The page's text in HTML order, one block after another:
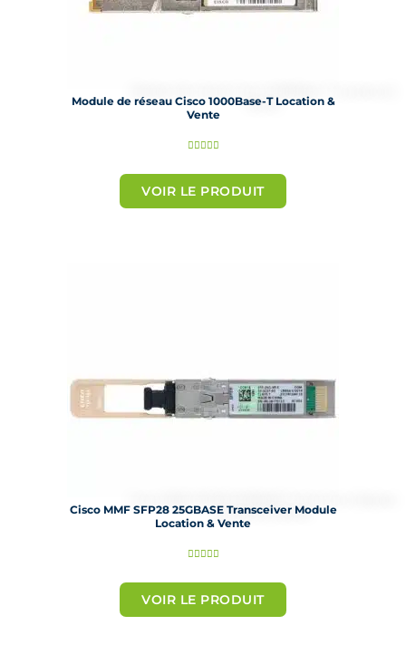
Module de réseau Cisco 1000Base-T Location &
Vente
N
t
é
VOIR LE PRODUIT
Cisco MMF SFP28 25GBASE Transceiver Module
Location & Vente
    N
t
é
VOIR LE PRODUIT